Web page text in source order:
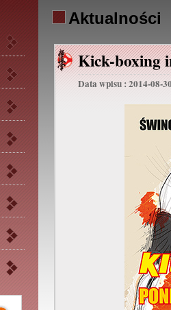
Aktualności
Kick-boxing
Data wpisu : 2014-08-